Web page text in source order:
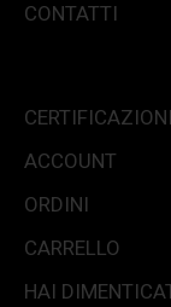
CONTATTI
CERTIFICAZIONI
ACCOUNT
ORDINI
CARRELLO
HAI